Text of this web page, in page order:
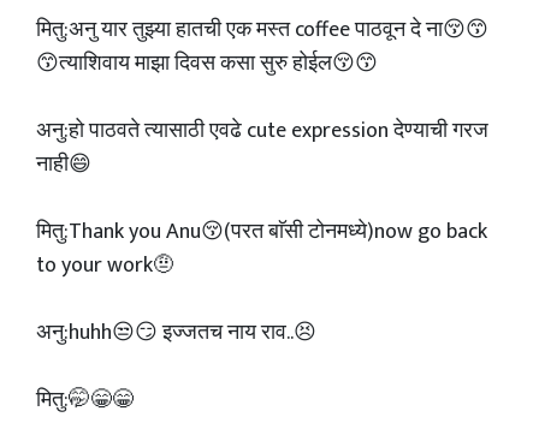
मितु:अनु यार तुझ्या हातची एक मस्त coffee पाठवून दे ना😚😙
😙त्याशिवाय माझा दिवस कसा सुरु होईल😚😙
अनु:हो पाठवते त्यासाठी एवढे cute expression देण्याची गरज
नाही😄
मितु:Thank you Anu😚(परत बाॅसी टोनमध्ये)now go back
to your work🤨
अनु:huhh😒😏 इज्जतच नाय राव..😣
मितु:🤭😁😁